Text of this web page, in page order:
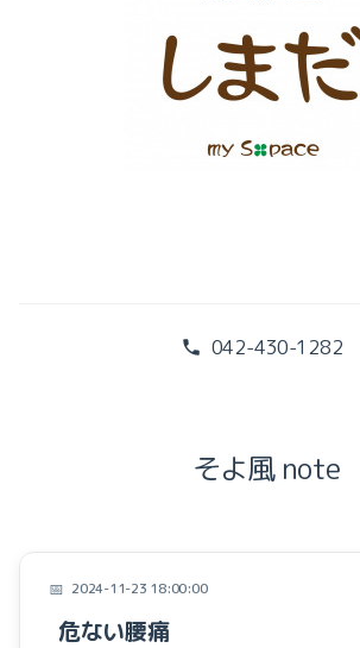
テンセグリティー
筋膜
痛み
症例
042-430-1282
そよ風 note
2024-11-23 18:00:00
危ない腰痛